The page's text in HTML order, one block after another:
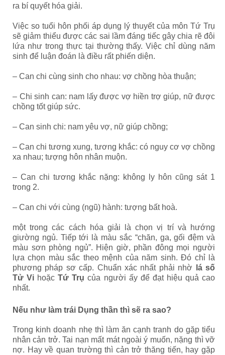
ra bí quyết hóa giải.
Việc so tuổi hôn phối áp dụng lý thuyết của môn Tứ Trụ
sẽ giảm thiểu được các sai lầm đáng tiếc gây chia rẽ đôi
lứa như trong thực tại thường thấy. Việc chỉ dùng năm
sinh để luận đoán là điều rất phiến diện.
– Can chi cùng sinh cho nhau: vợ chồng hòa thuận;
– Chi sinh can: nam lấy được vợ hiền trợ giúp, nữ được
chồng tốt giúp sức.
– Can sinh chi: nam yêu vợ, nữ giúp chồng;
– Can chi tương xung, tương khắc: có nguy cơ vợ chồng
xa nhau; tượng hôn nhân muộn.
– Can chi tương khắc nặng: không ly hôn cũng sát 1
trong 2.
– Can chi với cùng (ngũ) hành: tượng bất hoà.
một trong các cách hóa giải là chọn vị trí và hướng
giường ngủ. Tiếp tới là màu sắc “chăn, ga, gối đệm và
màu sơn phòng ngủ”. Hiện giờ, phần đông mọi người
lựa chọn màu sắc theo mệnh của năm sinh. Đó chỉ là
phương pháp sơ cấp. Chuẩn xác nhất phải nhờ lá số
Tử Vi hoặcTứ Trụ của người ấy để đạt hiệu quả cao
nhất.
Nếu như làm trái Dụng thần thì sẽ ra sao?
Trong kinh doanh nhẹ thì làm ăn cạnh tranh do gặp tiểu
nhân cản trở. Tai nạn mất mát ngoài ý muốn, nặng thì vỡ
nợ. Hay về quan trường thì cản trở thăng tiến, hay gặp